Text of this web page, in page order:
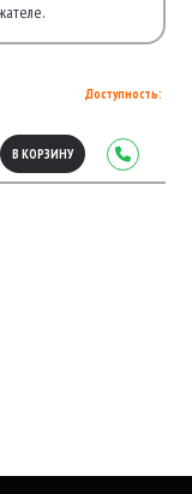
Доступность:
В КОРЗИНУ